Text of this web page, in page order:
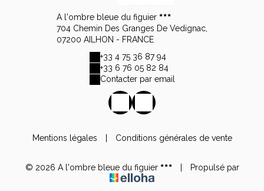
A l'ombre bleue du figuier
704 Chemin Des Granges De Vedignac,
07200 AILHON - FRANCE
+33 4 75 36 87 94
+33 6 76 05 82 84
Contacter par email
Mentions légales Conditions générales de vente
© 2026 A l'ombre bleue du figuier Propulsé par